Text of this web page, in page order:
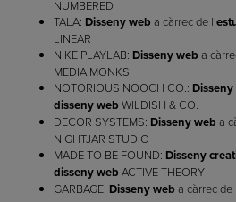
NUMBERED
TALA: Disseny web a càrrec de l’
LINEAR
NIKE PLAYLAB: Disseny web a
MEDIA.MONKS
NOTORIOUS NOOCH CO.:
disseny web WILDISH & CO.
DECOR SYSTEMS: Disseny web a
NIGHTJAR STUDIO
MADE TO BE FOUND: Disseny
disseny web ACTIVE THEORY
GARBAGE: Disseny web a càrrec de